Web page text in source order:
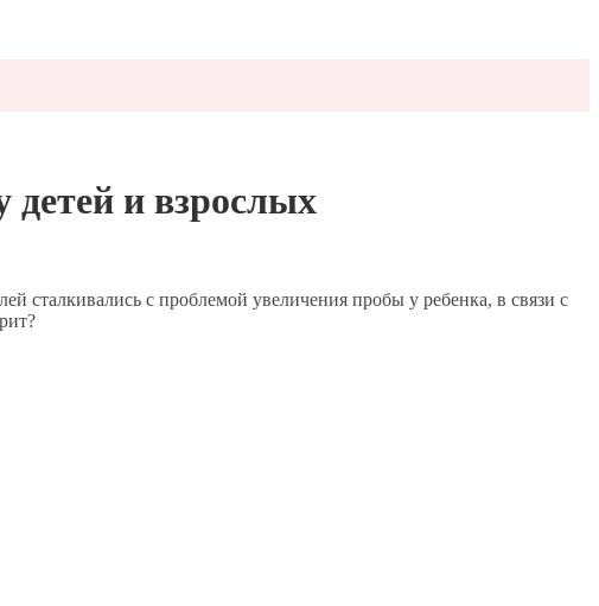
детей и взрослых
сталкивались с проблемой увеличения пробы у ребенка, в связи с